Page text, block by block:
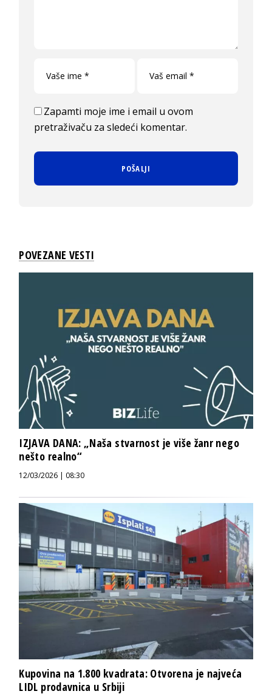
Zapamti moje ime i email u ovom
pretraživaču za sledeći komentar.
POVEZANE VESTI
IZJAVA DANA: „Naša stvarnost je više žanr nego
nešto realno“
12/03/2026 | 08:30
Kupovina na 1.800 kvadrata: Otvorena je najveća
LIDL prodavnica u Srbiji